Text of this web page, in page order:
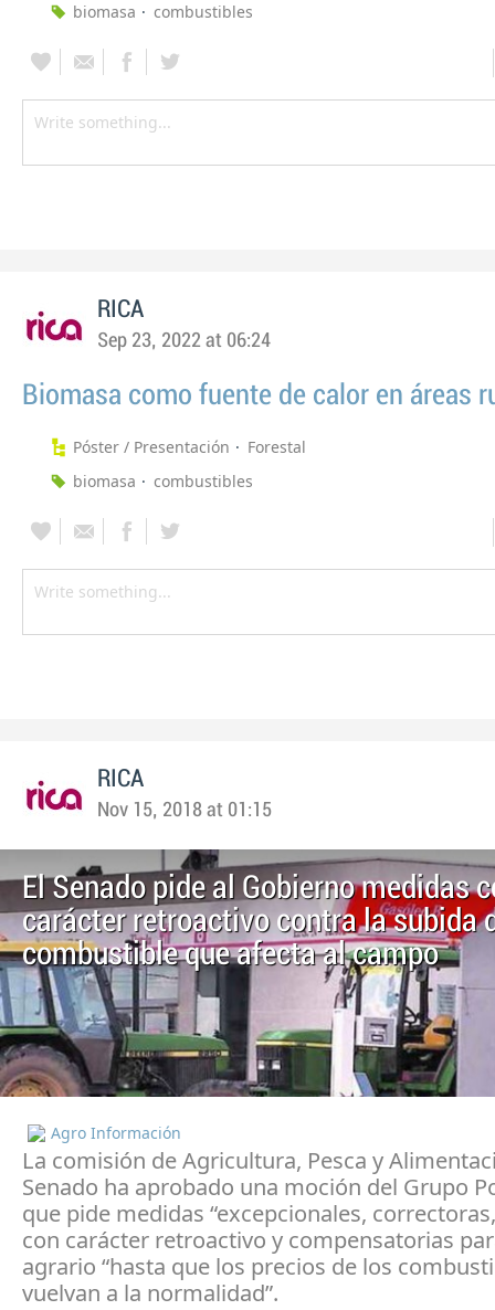
biomasa
combustibles
RICA
Sep 23, 2022 at 06:24
Biomasa como fuente de calor en áreas
Póster / Presentación
Forestal
biomasa
combustibles
RICA
Nov 15, 2018 at 01:15
El Senado pide al Gobierno medidas
carácter retroactivo contra la subida
combustible que afecta al campo
Agro Información
La comisión de Agricultura, Pesca y
Senado ha aprobado una moción del Grupo
que pide medidas “excepcionales,
con carácter retroactivo y compensatorias
agrario “hasta que los precios de los
vuelvan a la normalidad”.